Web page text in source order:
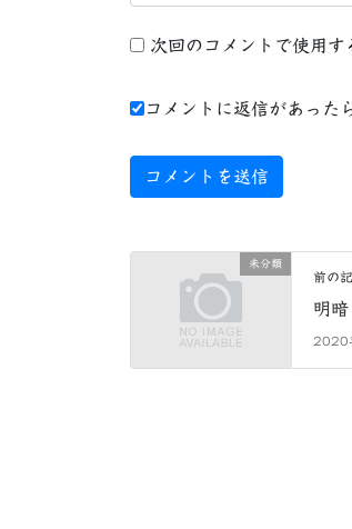
次回のコメントで使用す
コメントに返信があった
未分類
前の
明暗
2020